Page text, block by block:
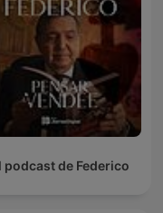
podcast de Federico